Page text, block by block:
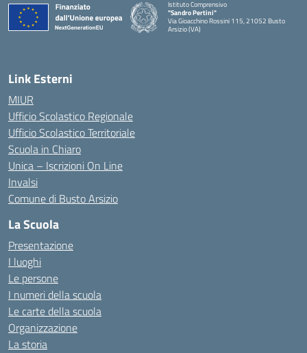
Istituto Comprensivo
"Sandro Pertini"
Via Gioacchino Rossini 115, 21052 Busto
Arsizio (VA)
Link Esterni
MIUR
Ufficio Scolastico Regionale
Ufficio Scolastico Territoriale
Scuola in Chiaro
Unica – Iscrizioni On Line
Invalsi
Comune di Busto Arsizio
La Scuola
Presentazione
I luoghi
Le persone
I numeri della scuola
Le carte della scuola
Organizzazione
La storia